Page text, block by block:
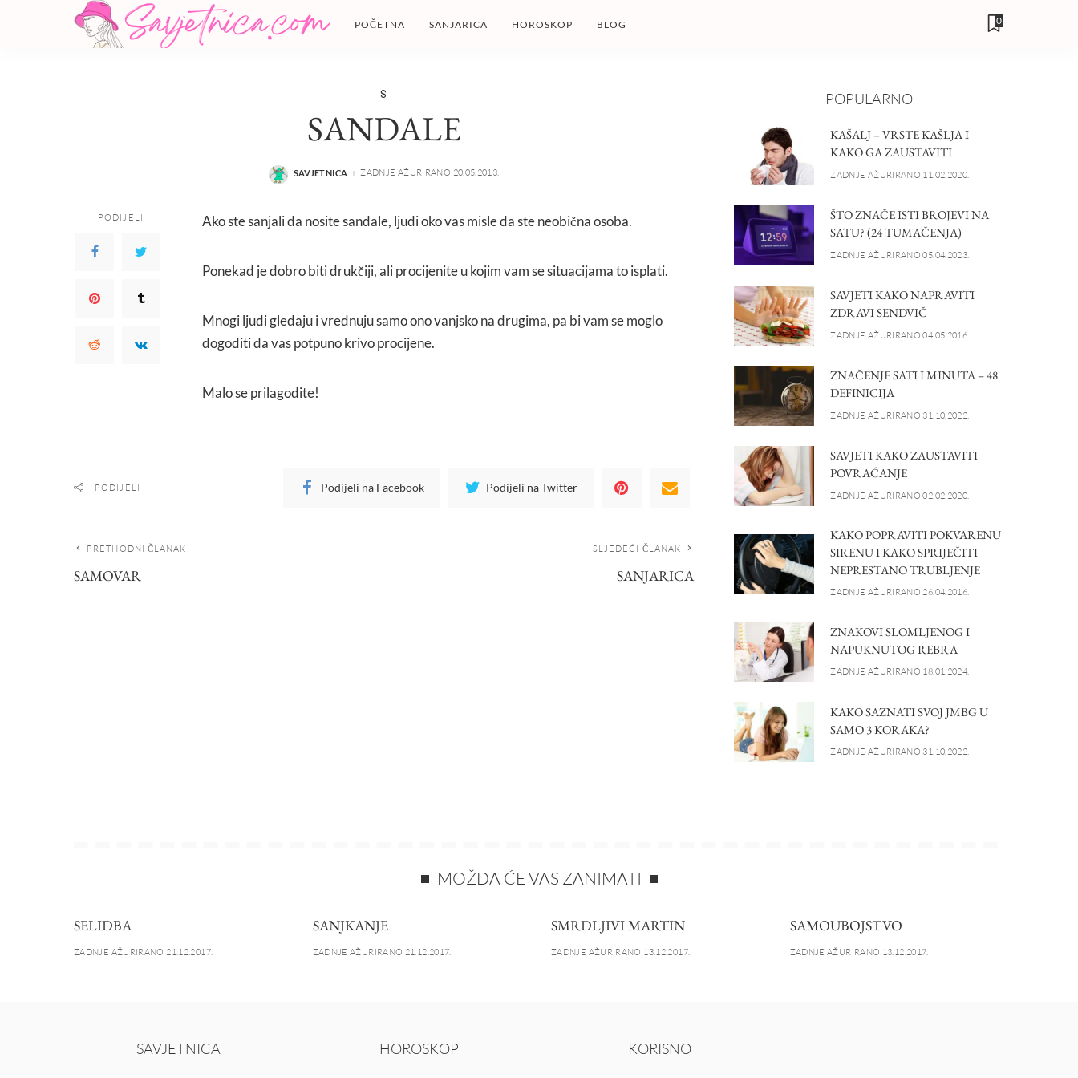
POČETNA SANJARICA HOROSKOP BLOG 0
S
SANDALE
POSTED
SAVJETNICA ZADNJE AŽURIRANO 20.05.2013.
PODIJELI Ako ste sanjali da nosite sandale, ljudi oko vas misle da ste neobična osoba.
Ponekad je dobro biti drukčiji, ali procijenite u kojim vam se situacijama to isplati.
Mnogi ljudi gledaju i vrednuju samo ono vanjsko na drugima, pa bi vam se moglo
dogoditi da vas potpuno krivo procijene.
Malo se prilagodite!
PODIJELI Podijeli na Facebook Podijeli na Twitter
PRETHODNI ČLANAK
SAMOVAR
SLJEDEĆI ČLANAK
SANJARICA
POPULARNO
KAŠALJ – VRSTE KAŠLJA I
KAKO GA ZAUSTAVITI
ZADNJE AŽURIRANO 11.02.2020.
ŠTO ZNAČE ISTI BROJEVI NA
SATU? (24 TUMAČENJA)
ZADNJE AŽURIRANO 05.04.2023.
SAVJETI KAKO NAPRAVITI
ZDRAVI SENDVIČ
ZADNJE AŽURIRANO 04.05.2016.
ZNAČENJE SATI I MINUTA – 48
DEFINICIJA
ZADNJE AŽURIRANO 31.10.2022.
SAVJETI KAKO ZAUSTAVITI
POVRAĆANJE
ZADNJE AŽURIRANO 02.02.2020.
KAKO POPRAVITI POKVARENU
SIRENU I KAKO SPRIJEČITI
NEPRESTANO TRUBLJENJE
ZADNJE AŽURIRANO 26.04.2016.
ZNAKOVI SLOMLJENOG I
NAPUKNUTOG REBRA
ZADNJE AŽURIRANO 18.01.2024.
KAKO SAZNATI SVOJ JMBG U
SAMO 3 KORAKA?
ZADNJE AŽURIRANO 31.10.2022.
MOŽDA ĆE VAS ZANIMATI
SELIDBA
ZADNJE AŽURIRANO 21.12.2017.
SANJKANJE
ZADNJE AŽURIRANO 21.12.2017.
SMRDLJIVI MARTIN
ZADNJE AŽURIRANO 13.12.2017.
SAMOUBOJSTVO
ZADNJE AŽURIRANO 13.12.2017.
SAVJETNICA HOROSKOP KORISNO